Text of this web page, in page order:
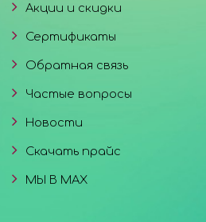
Акции и скидки
Сертификаты
Обратная связь
Частые вопросы
Новости
Скачать прайс
МЫ В MAX